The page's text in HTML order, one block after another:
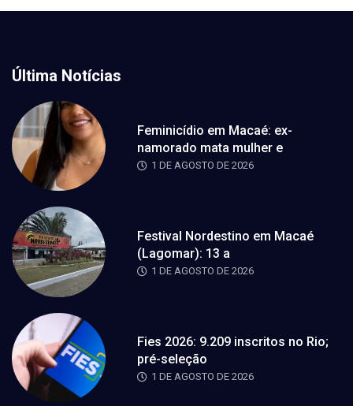
Última Notícias
Feminicídio em Macaé: ex-
namorado mata mulher e
1 DE AGOSTO DE 2026
Festival Nordestino em Macaé
(Lagomar): 13 a
1 DE AGOSTO DE 2026
Fies 2026: 9.209 inscritos no Rio;
pré-seleção
1 DE AGOSTO DE 2026